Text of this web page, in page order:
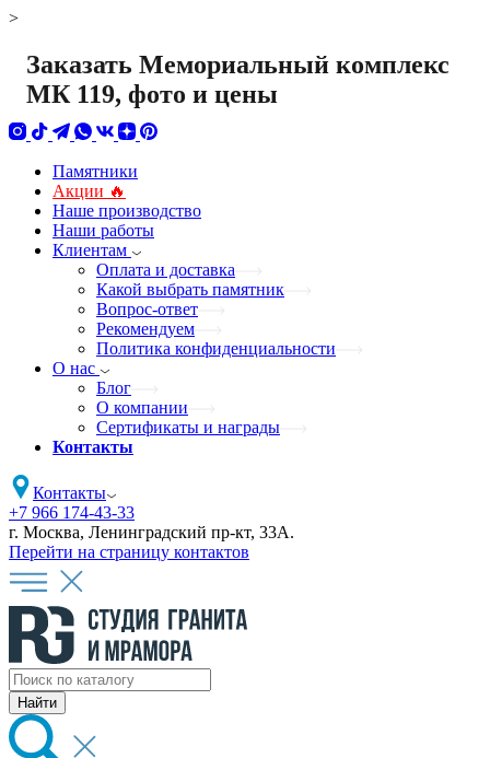
>
Заказать Мемориальный комплекс
МК 119, фото и цены
Памятники
Акции 🔥
Наше производство
Наши работы
Клиентам
Оплата и доставка
Какой выбрать памятник
Вопрос-ответ
Рекомендуем
Политика конфиденциальности
О нас
Блог
О компании
Сертификаты и награды
Контакты
Контакты
+7 966 174-43-33
г. Москва, Ленинградский пр-кт, 33А.
Перейти на страницу контактов